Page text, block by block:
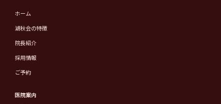
ホーム
湖秋会の特徴
院長紹介
採用情報
ご予約
医院案内